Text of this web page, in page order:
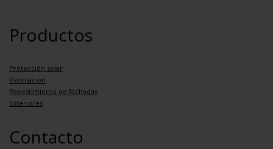
Productos
Protección solar
Ventilación
Revestimiento de fachadas
Exteriores
Contacto